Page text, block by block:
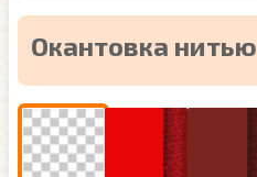
Окантовка нитью